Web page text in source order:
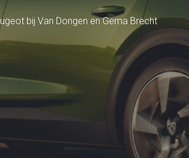
bij Van Dongen en Gema Brecht